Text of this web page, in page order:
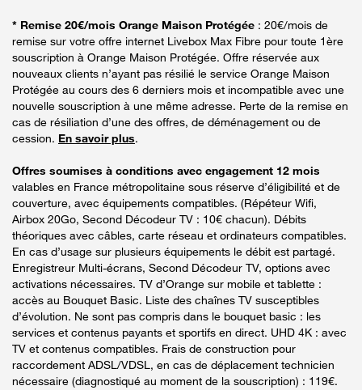
* Remise 20€/mois Orange Maison Protégée : 20€/mois de
remise sur votre offre internet Livebox Max Fibre pour toute 1ère
souscription à Orange Maison Protégée. Offre réservée aux
nouveaux clients n’ayant pas résilié le service Orange Maison
Protégée au cours des 6 derniers mois et incompatible avec une
nouvelle souscription à une même adresse. Perte de la remise en
cas de résiliation d’une des offres, de déménagement ou de
cession. En savoir plus.
Offres soumises à conditions avec engagement 12 mois
valables en France métropolitaine sous réserve d’éligibilité et de
couverture, avec équipements compatibles. (Répéteur Wifi,
Airbox 20Go, Second Décodeur TV : 10€ chacun). Débits
théoriques avec câbles, carte réseau et ordinateurs compatibles.
En cas d’usage sur plusieurs équipements le débit est partagé.
Enregistreur Multi-écrans, Second Décodeur TV, options avec
activations nécessaires. TV d’Orange sur mobile et tablette :
accès au Bouquet Basic. Liste des chaînes TV susceptibles
d’évolution. Ne sont pas compris dans le bouquet basic : les
services et contenus payants et sportifs en direct. UHD 4K : avec
TV et contenus compatibles. Frais de construction pour
raccordement ADSL/VDSL, en cas de déplacement technicien
nécessaire (diagnostiqué au moment de la souscription) : 119€.